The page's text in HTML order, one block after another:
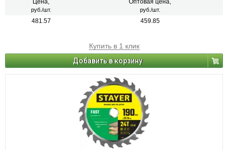
Цена,
руб./шт.
Оптовая цена,
руб./шт.
481.57 459.85
Купить в 1 клик
Добавить в корзину